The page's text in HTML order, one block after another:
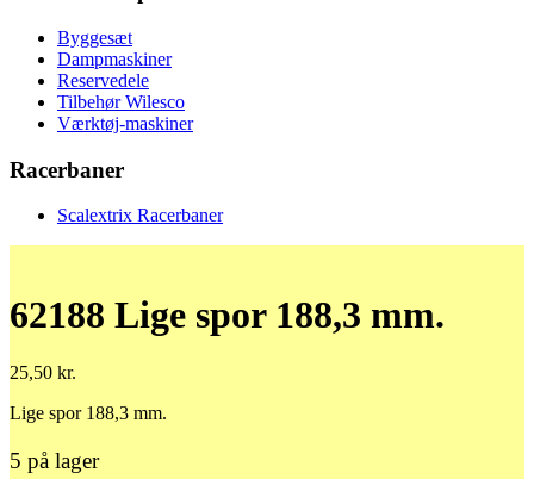
Byggesæt
Dampmaskiner
Reservedele
Tilbehør Wilesco
Værktøj-maskiner
Racerbaner
Scalextrix Racerbaner
62188 Lige spor 188,3 mm.
25,50 kr.
Lige spor 188,3 mm.
5 på lager